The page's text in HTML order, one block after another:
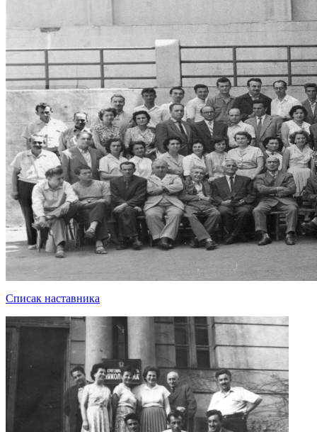
Списак наставника